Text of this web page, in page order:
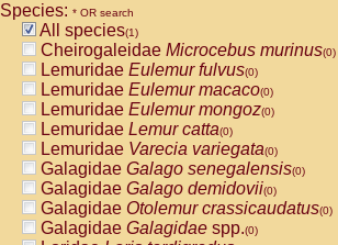
Species: * OR search
All species(1)
Cheirogaleidae Microcebus murinus(0)
Lemuridae Eulemur fulvus(0)
Lemuridae Eulemur macaco(0)
Lemuridae Eulemur mongoz(0)
Lemuridae Lemur catta(0)
Lemuridae Varecia variegata(0)
Galagidae Galago senegalensis(0)
Galagidae Galago demidovii(0)
Galagidae Otolemur crassicaudatus(0)
Galagidae Galagidae spp.(0)